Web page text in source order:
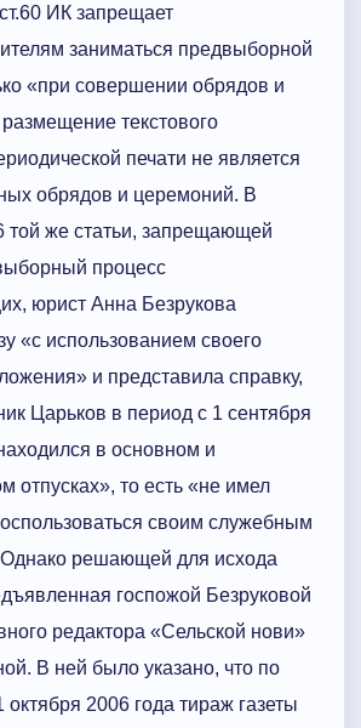
ИК запрещает
заниматься предвыборной
«при совершении обрядов и
текстового
печати не является
обрядов и церемоний. В
той же статьи, запрещающей
процесс
юрист Анна Безрукова
«с использованием своего
и представила справку,
Царьков в период с 1 сентября
в основном и
отпусках», то есть «не имел
своим служебным
решающей для исхода
госпожой Безруковой
редактора «Сельской нови»
В ней было указано, что по
2006 года тираж газеты